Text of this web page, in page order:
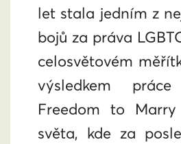
let stala jedním z
bojů za práva
celosvětovém
výsledkem práce
Freedom to
světa, kde za